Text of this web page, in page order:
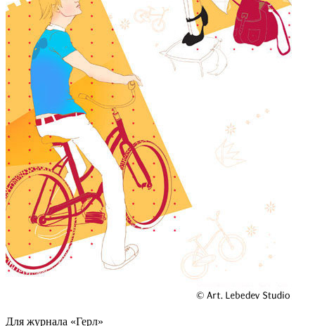
Для журнала «Герл»